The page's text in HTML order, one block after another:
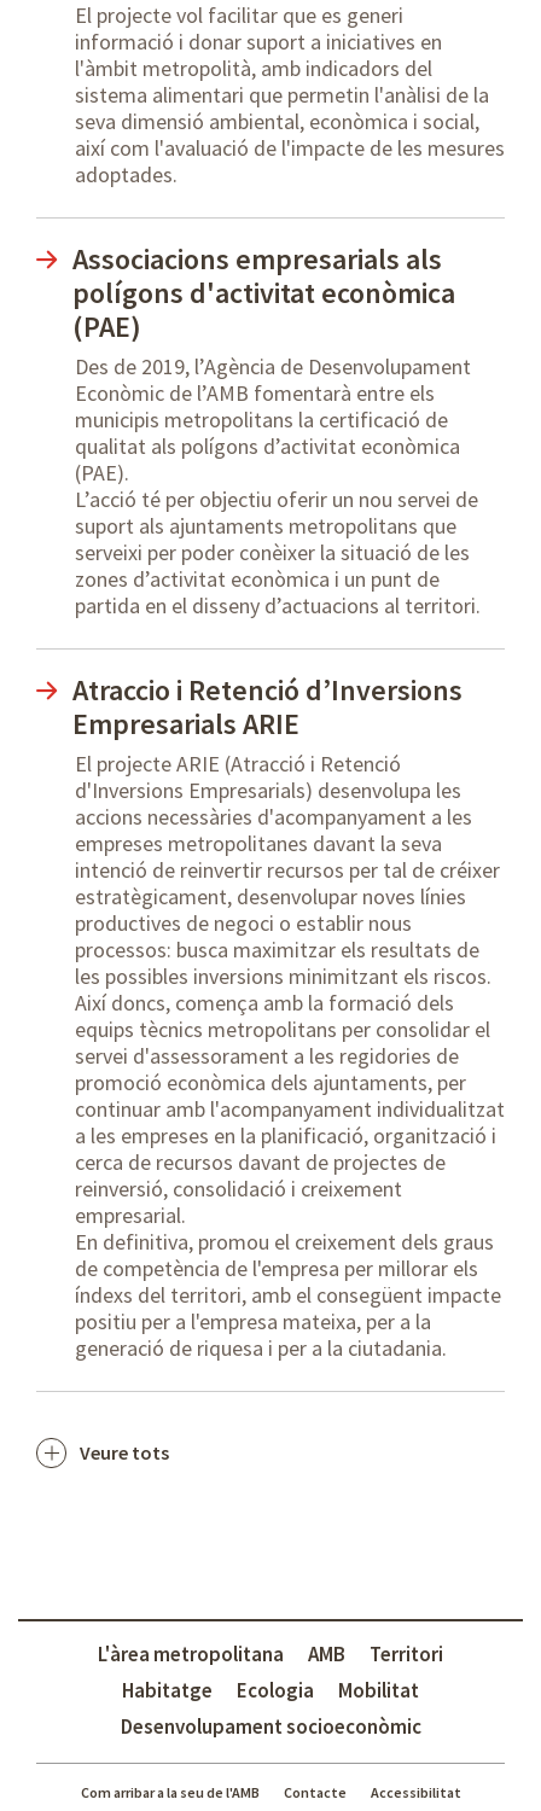
El projecte vol facilitar que es generi
informació i donar suport a iniciatives en
l'àmbit metropolità, amb indicadors del
sistema alimentari que permetin l'anàlisi de la
seva dimensió ambiental, econòmica i social,
així com l'avaluació de l'impacte de les mesures
adoptades.
Associacions empresarials als
polígons d'activitat econòmica
(PAE)
Des de 2019, l’Agència de Desenvolupament
Econòmic de l’AMB fomentarà entre els
municipis metropolitans la certificació de
qualitat als polígons d’activitat econòmica
(PAE).
L’acció té per objectiu oferir un nou servei de
suport als ajuntaments metropolitans que
serveixi per poder conèixer la situació de les
zones d’activitat econòmica i un punt de
partida en el disseny d’actuacions al territori.
Atraccio i Retenció d’Inversions
Empresarials ARIE
El projecte ARIE (Atracció i Retenció
d'Inversions Empresarials) desenvolupa les
accions necessàries d'acompanyament a les
empreses metropolitanes davant la seva
intenció de reinvertir recursos per tal de créixer
estratègicament, desenvolupar noves línies
productives de negoci o establir nous
processos: busca maximitzar els resultats de
les possibles inversions minimitzant els riscos.
Així doncs, comença amb la formació dels
equips tècnics metropolitans per consolidar el
servei d'assessorament a les regidories de
promoció econòmica dels ajuntaments, per
continuar amb l'acompanyament individualitzat
a les empreses en la planificació, organització i
cerca de recursos davant de projectes de
reinversió, consolidació i creixement
empresarial.
En definitiva, promou el creixement dels graus
de competència de l'empresa per millorar els
índexs del territori, amb el consegüent impacte
positiu per a l'empresa mateixa, per a la
generació de riquesa i per a la ciutadania.
Veure tots
L'àrea metropolitana AMB
Territori
Habitatge
Ecologia
Mobilitat
Desenvolupament socioeconòmic
Com arribar a la seu de l'AMB Contacte Accessibilitat